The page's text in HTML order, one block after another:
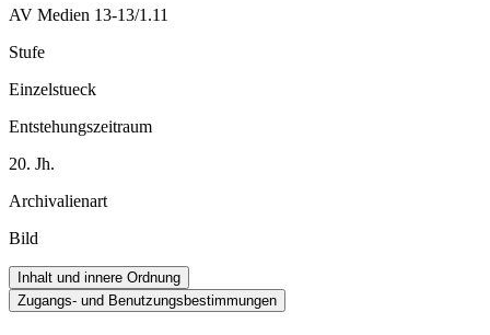
AV Medien 13-13/1.11
Stufe
Einzelstueck
Entstehungszeitraum
20. Jh.
Archivalienart
Bild
Inhalt und innere Ordnung
Zugangs- und Benutzungsbestimmungen